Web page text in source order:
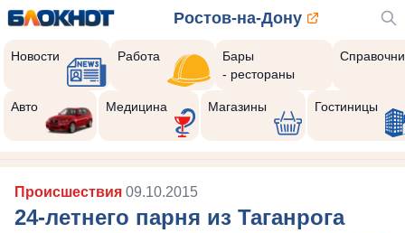
Ростов-на-Дону
Новости Работа
Бары
- рестораны
Авто Медицина Магазины Гостиницы
Происшествия 09.10.2015
24-летнего парня из Таганрога